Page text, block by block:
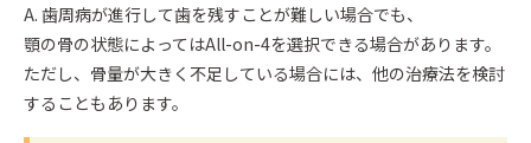
A. 歯周病が進行して歯を残すことが難しい場合でも、
顎の骨の状態によってはAll-on-4を選択できる場合があります。
ただし、骨量が大きく不足している場合には、他の治療法を検討
することもあります。